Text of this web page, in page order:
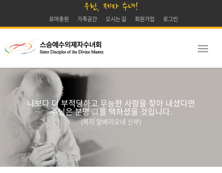
우린, 제자 수녀!
로마총원 가족공간 오시는 길 회원가입 로그인
나보다 더 부적당하고 무능한 사람을 찾아 내셨다면
주님은 분명 그를 택하셨을 것입니다.
(복자 알베리오네 신부)